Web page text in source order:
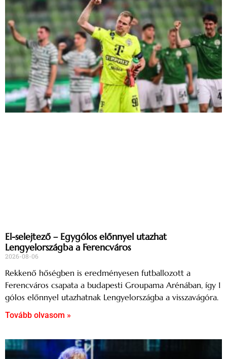
El-selejtező – Egygólos előnnyel utazhat
Lengyelországba a Ferencváros
2026-08-06
Rekkenő hőségben is eredményesen futballozott a
Ferencváros csapata a budapesti Groupama Arénában, így 1
gólos előnnyel utazhatnak Lengyelországba a visszavágóra.
Tovább olvasom »